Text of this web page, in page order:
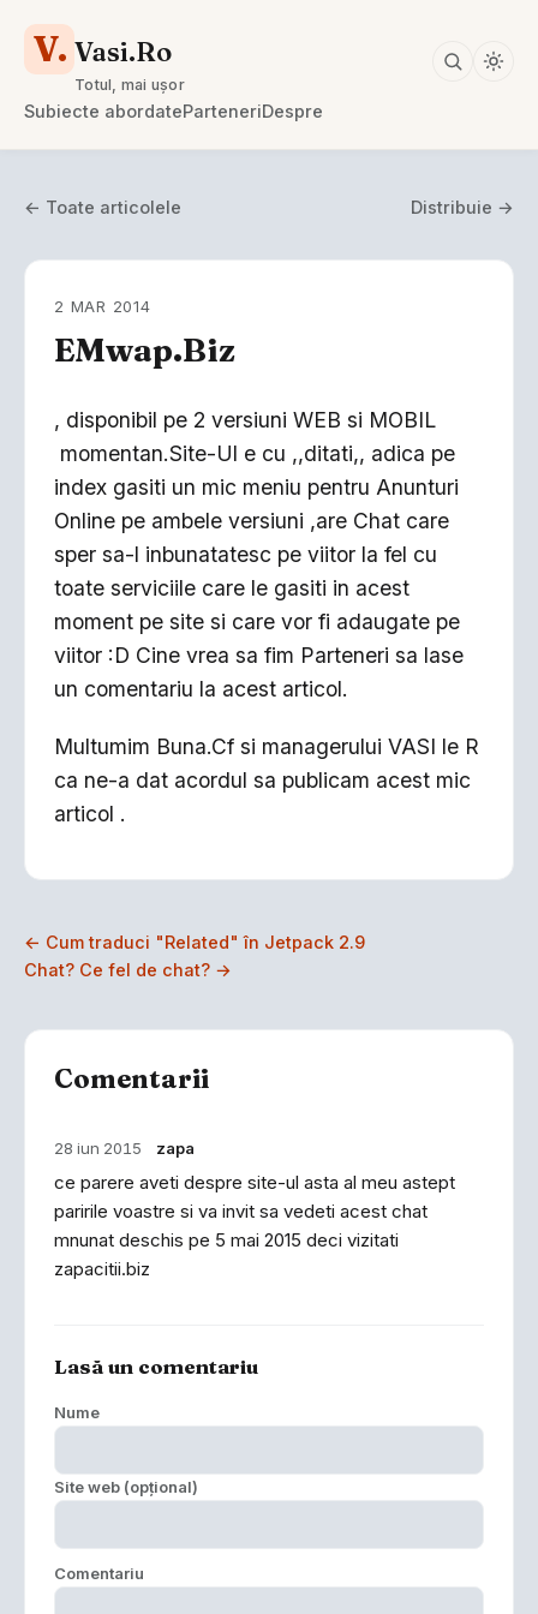
V. Vasi.Ro
Totul, mai ușor
Subiecte abordateParteneriDespre
← Toate articolele Distribuie →
2 MAR 2014
EMwap.Biz
, disponibil pe 2 versiuni WEB si MOBIL
momentan.Site-Ul e cu ,,ditati,, adica pe
index gasiti un mic meniu pentru Anunturi
Online pe ambele versiuni ,are Chat care
sper sa-l inbunatatesc pe viitor la fel cu
toate serviciile care le gasiti in acest
moment pe site si care vor fi adaugate pe
viitor :D Cine vrea sa fim Parteneri sa lase
un comentariu la acest articol.
Multumim Buna.Cf si managerului VASI le R
ca ne-a dat acordul sa publicam acest mic
articol .
← Cum traduci "Related" în Jetpack 2.9
Chat? Ce fel de chat? →
Comentarii
28 iun 2015 zapa
ce parere aveti despre site-ul asta al meu astept
paririle voastre si va invit sa vedeti acest chat
mnunat deschis pe 5 mai 2015 deci vizitati
zapacitii.biz
Lasă un comentariu
Nume
Site web (opțional)
Comentariu